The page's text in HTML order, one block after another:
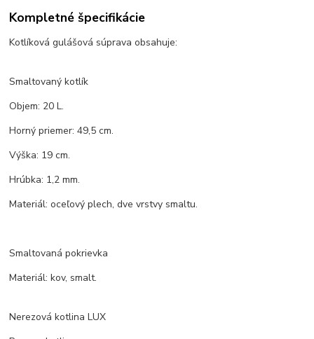
Kompletné špecifikácie
Kotlíková gulášová súprava obsahuje:
Smaltovaný kotlík
Objem: 20 L.
Horný priemer: 49,5 cm.
Výška: 19 cm.
Hrúbka: 1,2 mm.
Materiál: oceľový plech, dve vrstvy smaltu.
Smaltovaná pokrievka
Materiál: kov, smalt.
Nerezová kotlina LUX